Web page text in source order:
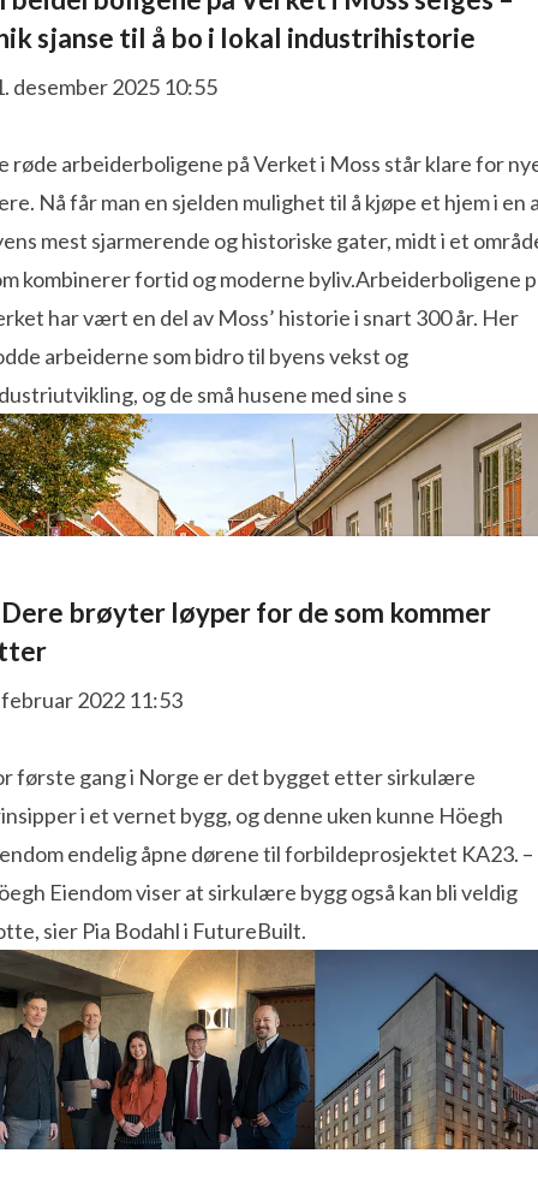
sjanse til å bo i lokal industrihistorie
desember 2025 10:55
røde arbeiderboligene på Verket i Moss står klare for
Nå får man en sjelden mulighet til å kjøpe et hjem i en
mest sjarmerende og historiske gater, midt i et
kombinerer fortid og moderne byliv.Arbeiderboligene
har vært en del av Moss’ historie i snart 300 år. Her
arbeiderne som bidro til byens vekst og
og de små husene med sine s
brøyter løyper for de som kommer
2022 11:53
første gang i Norge er det bygget etter sirkulære
i et vernet bygg, og denne uken kunne Höegh
endelig åpne dørene til forbildeprosjektet KA23. –
Eiendom viser at sirkulære bygg også kan bli veldig
sier Pia Bodahl i FutureBuilt.